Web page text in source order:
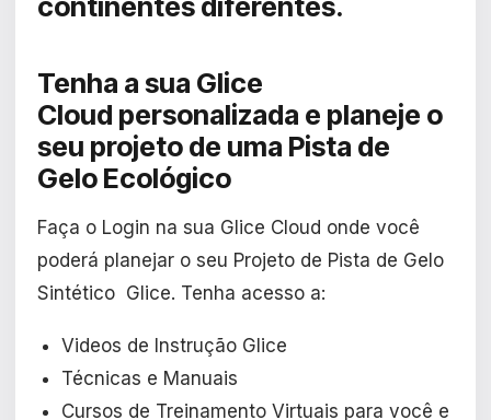
continentes diferentes.
Tenha a sua Glice
Cloud personalizada e planeje o
seu projeto de uma Pista de
Gelo Ecológico
Faça o Login na sua Glice Cloud onde você
poderá planejar o seu Projeto de Pista de Gelo
Sintético Glice. Tenha acesso a:
Videos de Instrução Glice
Técnicas e Manuais
Cursos de Treinamento Virtuais para você e